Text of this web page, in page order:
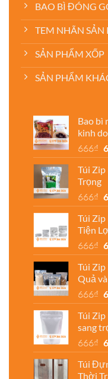
BAO BÌ ĐÓNG
TEM NHÃN SẢN
SẢN PHẨM XỐP
SẢN PHẨM
Bao bì
kinh
666₫
Túi Zip
Trọng
666₫
Túi Zip
Tiện
666₫
Túi Zip
Quả
666₫
Túi Zip
sang
666₫
Túi
Thời